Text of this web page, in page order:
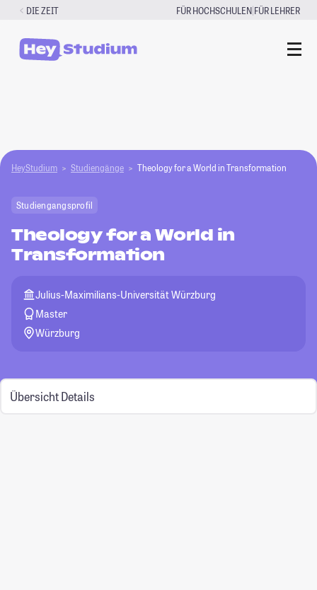
Zum
springen
DIE ZEIT FÜR HOCHSCHULEN|FÜR LEHRER
HeyStudium Studiengänge Theology for a World in Transformation
Studiengangsprofil
Theology for a World in
Transformation
Julius-Maximilians-Universität Würzburg
Master
Würzburg
Übersicht Details